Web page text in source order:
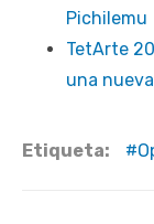
Pichilemu
TetArte
una
Etiqueta: